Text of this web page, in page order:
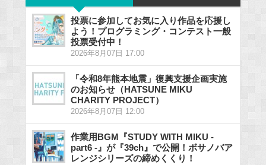
投票に参加してお気に入り作品を応援し
よう！プログラミング・コンテスト一般
投票受付中！
2026年8月07日 17:00
「令和8年熊本地震」復興支援企画実施
のお知らせ（HATSUNE MIKU
CHARITY PROJECT）
2026年8月07日 12:00
作業用BGM『STUDY WITH MIKU -
part6 -』が『39ch』で公開！ボサノバア
レンジシリーズの締めくくり！